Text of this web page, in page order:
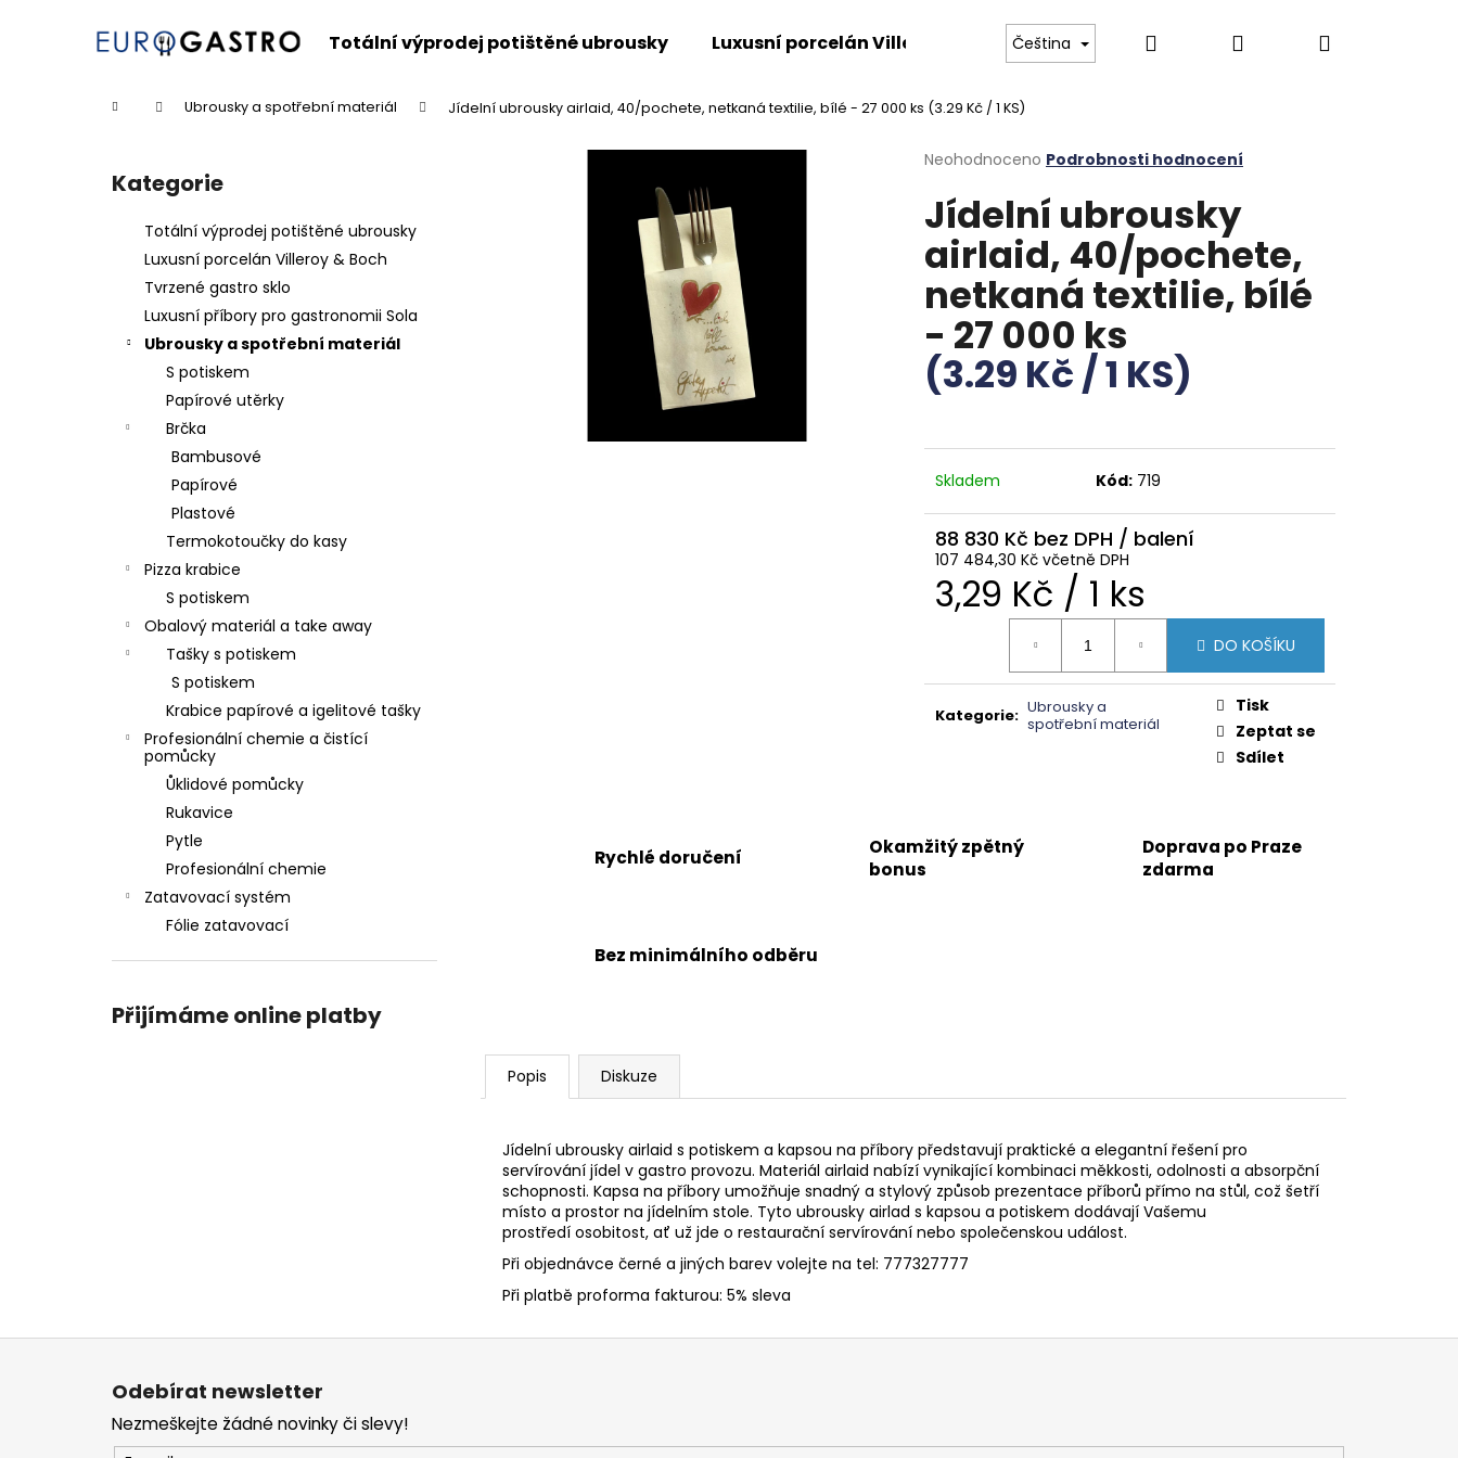
Totální výprodej potištěné ubrousky Luxusní porcelán Villeroy & Boch Tvrzené gastro sklo Luxusní příbory
Čeština Hledat PřihlášeníNákupní
Domů Ubrousky a spotřební materiál Jídelní ubrousky airlaid, 40/pochete, netkaná textilie, bílé - 27 000 ks (3.29 Kč / 1 KS)
Přeskočit
kategorie
Kategorie
Totální výprodej potištěné ubrousky
Luxusní porcelán Villeroy & Boch
Tvrzené gastro sklo
Luxusní příbory pro gastronomii Sola
Ubrousky a spotřební materiál
S potiskem
Papírové utěrky
Brčka
Bambusové
Papírové
Plastové
Termokotoučky do kasy
Pizza krabice
S potiskem
Obalový materiál a take away
Tašky s potiskem
S potiskem
Krabice papírové a igelitové tašky
Profesionální chemie a čistící
pomůcky
Ůklidové pomůcky
Rukavice
Pytle
Profesionální chemie
Zatavovací systém
Fólie zatavovací
Přijímáme online platby
Průměrné
produktu
je
z
5
hvězdiček.
Neohodnoceno Podrobnosti hodnocení
Jídelní ubrousky
airlaid, 40/pochete,
netkaná textilie, bílé
- 27 000 ks
(3.29 Kč / 1 KS)
Skladem Kód: 719
88 830 Kč
107 484,30 Kč včetně DPH
Měrná
3,29 Kč / 1 ks
DO KOŠÍKU
Kategorie: Ubrousky a
spotřební materiál
Tisk
Zeptat se
Sdílet
Rychlé doručení
Okamžitý zpětný
bonus
Doprava po Praze
zdarma
Bez minimálního odběru
Popis Diskuze
Jídelní ubrousky airlaid s potiskem a kapsou na příbory představují praktické a elegantní řešení pro
servírování jídel v gastro provozu. Materiál airlaid nabízí vynikající kombinaci měkkosti, odolnosti a absorpční
schopnosti. Kapsa na příbory umožňuje snadný a stylový způsob prezentace příborů přímo na stůl, což šetří
místo a prostor na jídelním stole. Tyto ubrousky airlad s kapsou a potiskem dodávají Vašemu
prostředí osobitost, ať už jde o restaurační servírování nebo společenskou událost.
Při objednávce černé a jiných barev volejte na tel: 777327777
Při platbě proforma fakturou: 5% sleva
Zpět
Zpět
Co potřebujete najít?
Doporučujeme
Z
Odebírat newsletter
Nezmeškejte žádné novinky či slevy!